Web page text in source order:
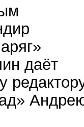
даёт